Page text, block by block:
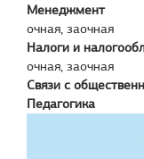
Менеджмент
очная, заочная
Налоги и
очная, заочная
Связи с
Педагогика